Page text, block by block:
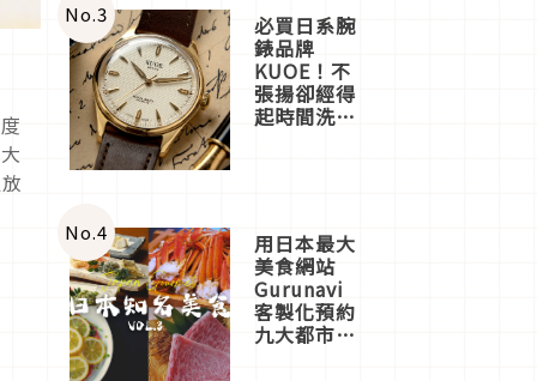
No.3 必買日系腕
錶品牌
KUOE！不
張揚卻經得
起時間洗鍊
No.4 用日本最大
美食網站
Gurunavi
客製化預約
九大都市餐